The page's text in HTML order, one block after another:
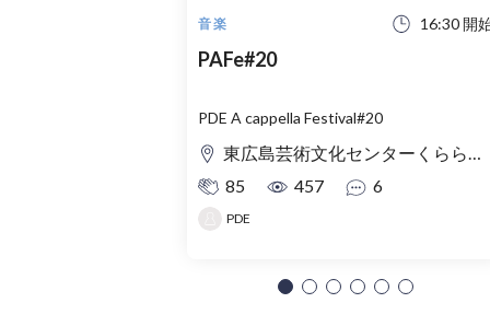
音楽 16:30 開
PAFe#20
PDE A cappella Festival#20
東広島芸術文化センターくらら 小ホール
85
457 6
PDE